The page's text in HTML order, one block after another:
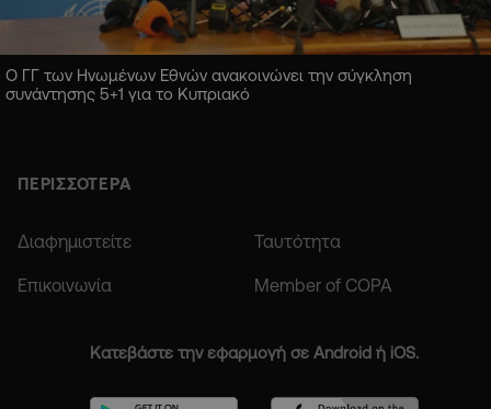
Ο ΓΓ των Ηνωμένων Εθνών ανακοινώνει την σύγκληση
συνάντησης 5+1 για το Κυπριακό
ΠΕΡΙΣΣΟΤΕΡΑ
Διαφημιστείτε Ταυτότητα
Επικοινωνία Member of COPA
Κατεβάστε την εφαρμογή σε Android ή iOS.